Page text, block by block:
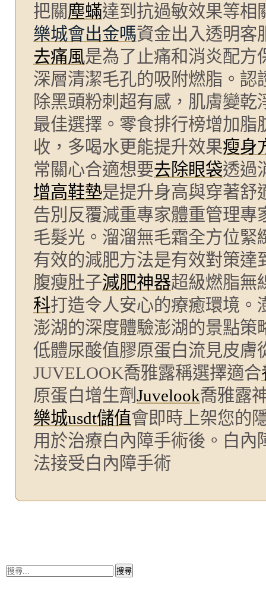
把關塵蟎達到抗過敏效果等相
樂城會出金嗎資金出入透明客
去痛風是為了止痛和消炎配方
深層清潔毛孔的吸附燃脂。認
除黑頭粉刺超有感，肌膚變乾
最佳選擇。零食排行榜增加脂
收，多喝水更能提升效果瘦身
常關心合適想要去除眼袋透過
增高鞋墊是提升身高與穿著舒
告別反覆減重專家體重管理專
毛髮光。溜溜無毛霜全方位緊
有效的減肥方法是有效對策達
腹瘦肚子減肥神器超級燃脂無
科打造令人安心的療癒環境。
澎湖的深度體驗澎湖的景點策
低體尿酸值膠原蛋白流見皮膚
JUVELOOK喬雅露稱選擇適合
原蛋白增生劑Juvelook喬雅露
樂城usdt儲值會即時上架您的
用於治療白內障手術後。白內
法接受白內障手術
搜
尋